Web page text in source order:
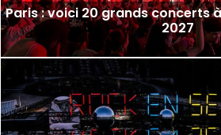
Paris : voici 20 grands concerts
2027